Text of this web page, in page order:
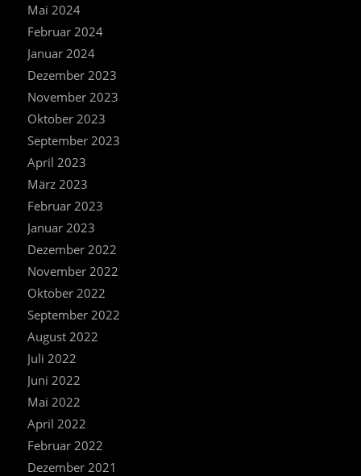
Mai 2024
Februar 2024
Januar 2024
Dezember 2023
November 2023
Oktober 2023
September 2023
April 2023
März 2023
Februar 2023
Januar 2023
Dezember 2022
November 2022
Oktober 2022
September 2022
August 2022
Juli 2022
Juni 2022
Mai 2022
April 2022
Februar 2022
Dezember 2021